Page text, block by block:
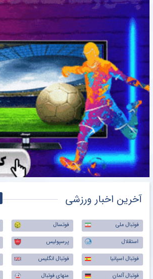
آخرین اخبار ورزشی
فوتبال ملی فوتسال
استقلال
پرسپولیس
فوتبال اسپانیا
فوتبال انگلیس
فوتبال آلمان
منهای فوتبال